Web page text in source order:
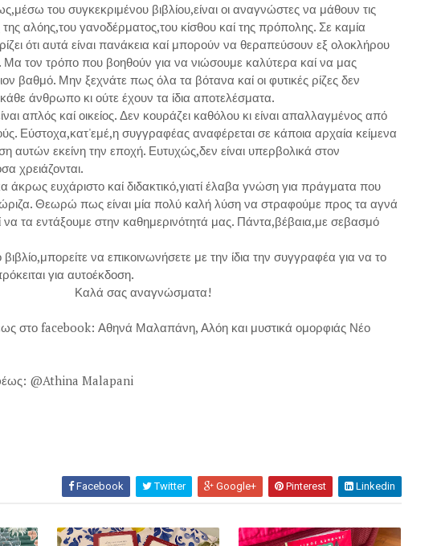
του συγκεκριμένου βιβλίου,είναι οι αναγνώστες να μάθουν τις
της αλόης,του γανοδέρματος,του κίσθου καί της πρόπολης. Σε καμία
ότι αυτά είναι πανάκεια καί μπορούν να θεραπεύσουν εξ ολοκλήρου
Μα τον τρόπο που βοηθούν για να νιώσουμε καλύτερα καί να μας
βαθμό. Μην ξεχνάτε πως όλα τα βότανα καί οι φυτικές ρίζες δεν
άνθρωπο κι ούτε έχουν τα ίδια αποτελέσματα.
απλός καί οικείος. Δεν κουράζει καθόλου κι είναι απαλλαγμένος από
Εύστοχα,κατ'εμέ,η συγγραφέας αναφέρεται σε κάποια αρχαία κείμενα
αυτών εκείνη την εποχή. Ευτυχώς,δεν είναι υπερβολικά στον
χρειάζονται.
άκρως ευχάριστο καί διδακτικό,γιατί έλαβα γνώση για πράγματα που
Θεωρώ πως είναι μία πολύ καλή λύση να στραφούμε προς τα αγνά
να τα εντάξουμε στην καθημερινότητά μας. Πάντα,βέβαια,με σεβασμό
να επικοινωνήσετε με την ίδια την συγγραφέα για να το
για αυτοέκδοση.
αναγνώσματα!
στο facebook: Αθηνά Μαλαπάνη, Αλόη και μυστικά ομορφιάς Νέο
@Athina Malapani
Facebook Twitter Google+ Pinterest Linkedin